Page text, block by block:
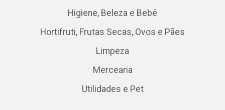
Higiene, Beleza e Bebê
Hortifruti, Frutas Secas, Ovos e Pães
Limpeza
Mercearia
Utilidades e Pet